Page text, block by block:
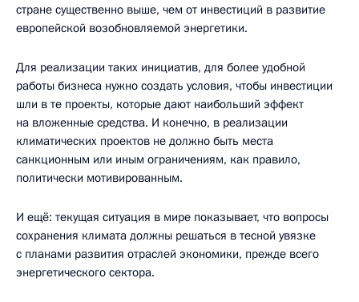
стране существенно выше, чем от инвестиций в развитие
европейской возобновляемой энергетики.
Для реализации таких инициатив, для более удобной
работы бизнеса нужно создать условия, чтобы инвестиции
шли в те проекты, которые дают наибольший эффект
на вложенные средства. И конечно, в реализации
климатических проектов не должно быть места
санкционным или иным ограничениям, как правило,
политически мотивированным.
И ещё: текущая ситуация в мире показывает, что вопросы
сохранения климата должны решаться в тесной увязке
с планами развития отраслей экономики, прежде всего
энергетического сектора.